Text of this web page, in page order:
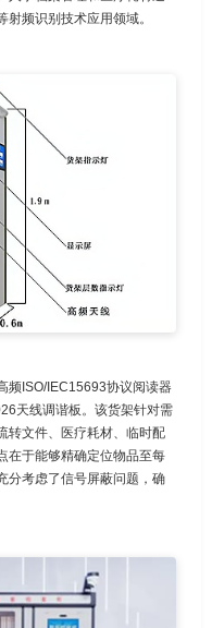
频识别技术应用领域。
频ISO/IEC15693协议阅读器
天线调谐板。该货架针对需
转文件、医疗耗材、临时配
在于能够精确定位物品至每
分考虑了信号屏蔽问题，确